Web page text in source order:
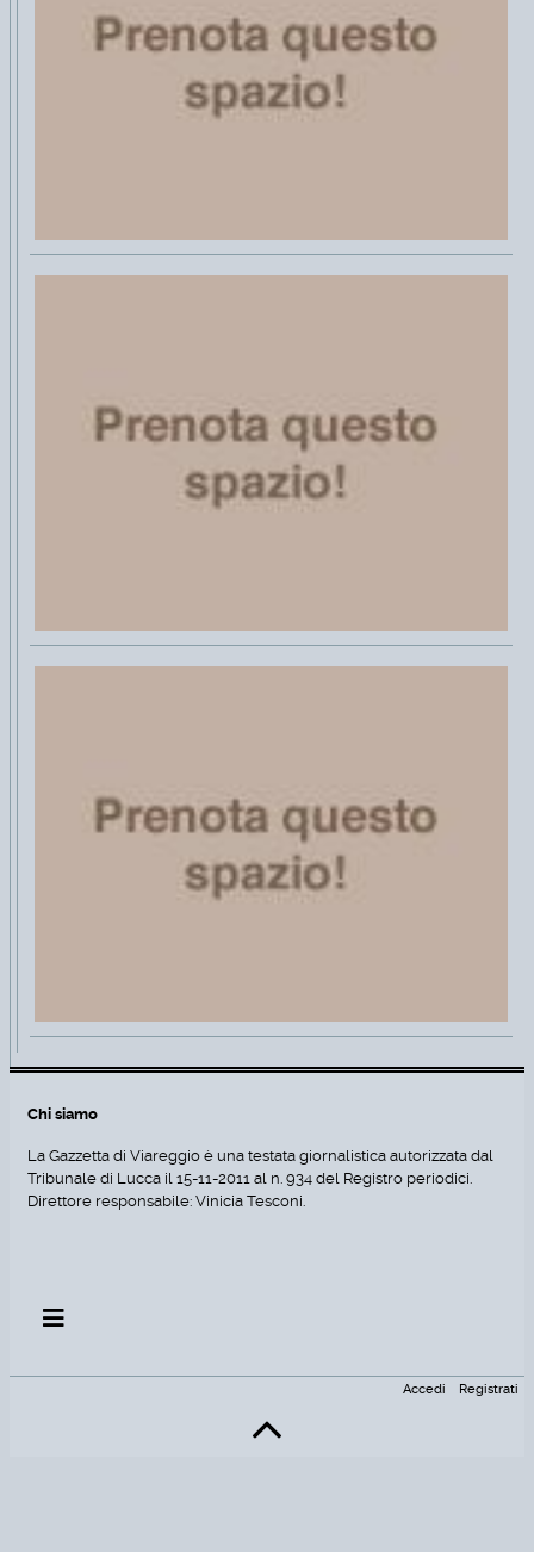
Chi siamo
La Gazzetta di Viareggio è una testata giornalistica autorizzata dal
Tribunale di Lucca il 15-11-2011 al n. 934 del Registro periodici.
Direttore responsabile: Vinicia Tesconi.
Accedi Registrati